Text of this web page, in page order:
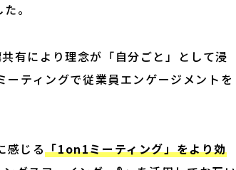
。
有により理念が「自分ごと」として浸
ティングで従業員エンゲージメントを
感じる「1on1ミーティング」をより効